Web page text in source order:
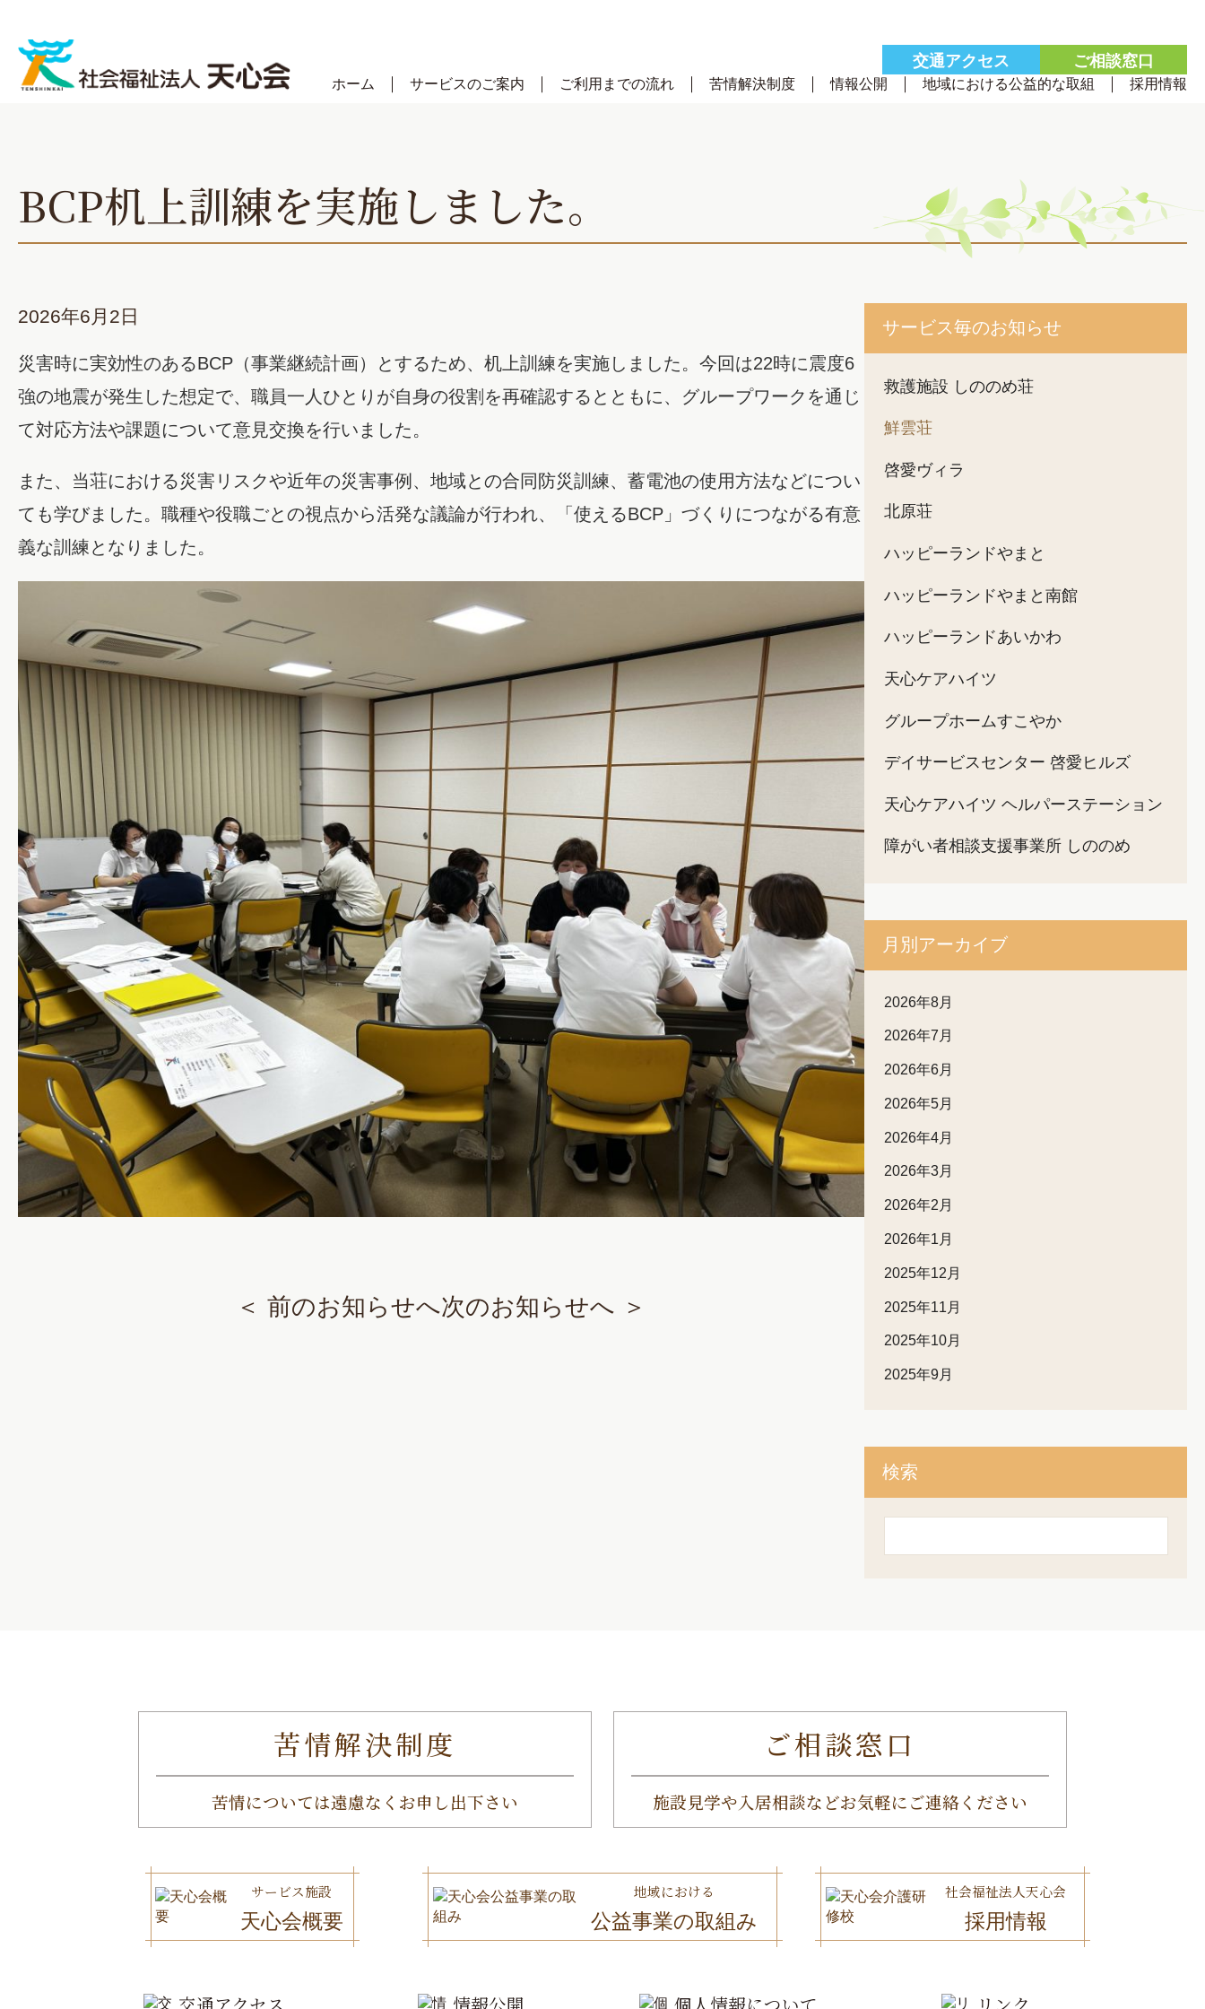
content
ホーム サービスのご案内 ご利用までの流れ 苦情解決制度 情報公開 地域における公益的な取組 採用情報
交通アクセス ご相談窓口
BCP机上訓練を実施しました。
2026年6月2日
災害時に実効性のあるBCP（事業継続計画）とするため、机上訓練を実施しました。今回は22時に震度6
強の地震が発生した想定で、職員一人ひとりが自身の役割を再確認するとともに、グループワークを通じ
て対応方法や課題について意見交換を行いました。
また、当荘における災害リスクや近年の災害事例、地域との合同防災訓練、蓄電池の使用方法などについ
ても学びました。職種や役職ごとの視点から活発な議論が行われ、「使えるBCP」づくりにつながる有意
義な訓練となりました。
＜ 前のお知らせへ次のお知らせへ ＞
サービス毎のお知らせ
救護施設 しののめ荘
鮮雲荘
啓愛ヴィラ
北原荘
ハッピーランドやまと
ハッピーランドやまと南館
ハッピーランドあいかわ
天心ケアハイツ
グループホームすこやか
デイサービスセンター 啓愛ヒルズ
天心ケアハイツ ヘルパーステーション
障がい者相談支援事業所 しののめ
月別アーカイブ
2026年8月
2026年7月
2026年6月
2026年5月
2026年4月
2026年3月
2026年2月
2026年1月
2025年12月
2025年11月
2025年10月
2025年9月
検索
苦情解決制度
苦情については遠慮なくお申し出下さい
ご相談窓口
施設見学や入居相談などお気軽にご連絡ください
サービス施設
天心会概要
地域における
公益事業の取組み
社会福祉法人天心会
採用情報